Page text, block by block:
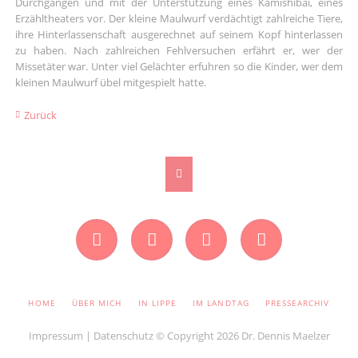
Erzähltheaters vor. Der kleine Maulwurf verdächtigt zahlreiche Tiere,
ihre Hinterlassenschaft ausgerechnet auf seinem Kopf hinterlassen
zu haben. Nach zahlreichen Fehlversuchen erfährt er, wer der
Missetäter war. Unter viel Gelächter erfuhren so die Kinder, wer dem
kleinen Maulwurf übel mitgespielt hatte.
Zurück
NAVIGATION
HOME ÜBER MICH IN LIPPE IM LANDTAG PRESSEARCHIV
Impressum | Datenschutz© Copyright 2026 Dr. Dennis Maelzer